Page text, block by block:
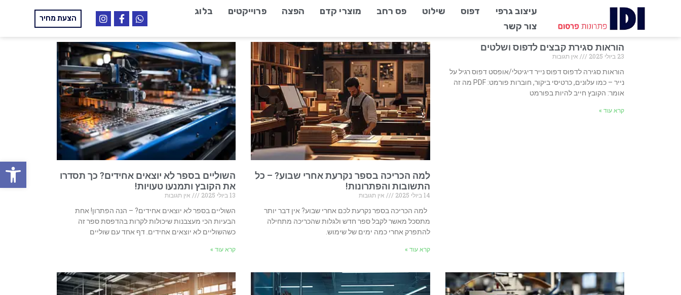
עיצוב גרפי דפוס שילוט פס רחב מוצרי קדם הפצה פרוייקטים
בלוג
צור קשר
הצעת מחיר
הוראות סגירת קבצים לדפוס ושלטים
23 ביולי 2025
אין תגובות
הוראות סגירה לדפוס דפוס נייר דיגיטלי/אופסט דפוס רגיל על
נייר – כמו עלונים, כרטיסי ביקור, חוברות פורמט: PDF מה זה
אומר: הקובץ חייב להיות בפורמט
קרא עוד »
למה הכריכה בספר נקרעת אחרי שבוע? – כל
התשובות והפתרונות!
14 ביולי 2025
אין תגובות
למה הכריכה בספר נקרעת לכם אחרי שבוע? אין דבר יותר
מתסכל מאשר לקבל ספר חדש ולגלות שהכריכה מתחילה
להתפרק אחרי כמה ימים של שימוש.
קרא עוד »
השוליים בספר לא יוצאים אחידים? כך תסדרו
את הקובץ ותמנעו טעויות!
13 ביולי 2025
אין תגובות
השוליים בספר לא יוצאים אחידים? – הנה הפתרון! אחת
הבעיות הכי מעצבנות שיכולות לקרות בהדפסת ספר זה
כשהשוליים לא יוצאים אחידים. דף אחד עם שוליים
קרא עוד »